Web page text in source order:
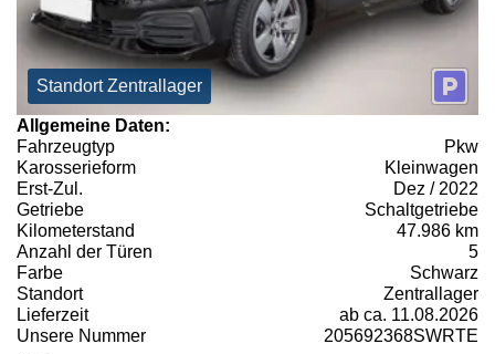
Standort Zentrallager
Allgemeine Daten:
Fahrzeugtyp
Pkw
Karosserieform
Kleinwagen
Erst-Zul.
Dez / 2022
Getriebe
Schaltgetriebe
Kilometerstand
47.986 km
Anzahl der Türen
5
Farbe
Schwarz
Standort
Zentrallager
Lieferzeit
ab ca. 11.08.2026
Unsere Nummer
205692368SWRTE